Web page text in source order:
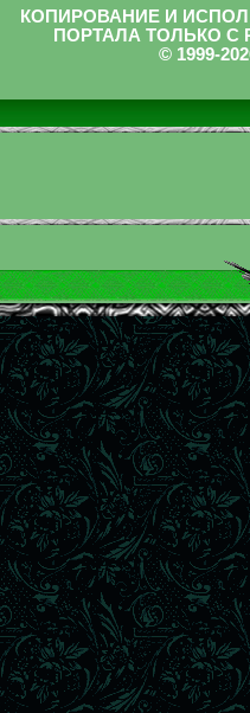
КОПИРОВАНИЕ И
ПОРТАЛА ТОЛЬКО
© 1999-